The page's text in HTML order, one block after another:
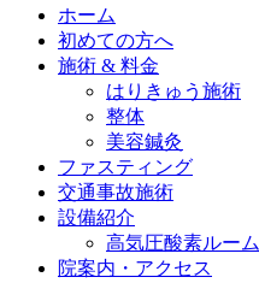
ホーム
初めての方へ
施術 & 料金
はりきゅう施術
整体
美容鍼灸
ファスティング
交通事故施術
設備紹介
高気圧酸素ルーム
院案内・アクセス